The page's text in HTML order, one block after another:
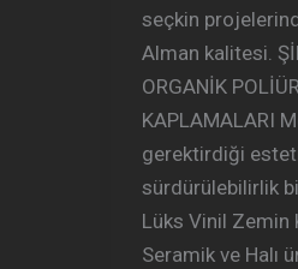
seçkin
Alman kalitesi.
ORGANİK
KAPLAMALARI
gerektirdiği
sürdürülebilirlik
Lüks Vinil Zemin
Seramik ve Halı